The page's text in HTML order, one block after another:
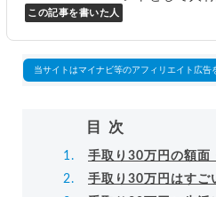
この記事を書いた人
当サイトはマイナビ等のアフィリエイト広告
目次
手取り30万円の額面
手取り30万円はすご